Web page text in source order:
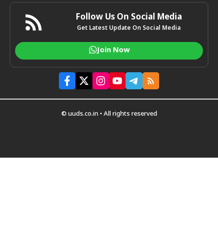
Follow Us On Social Media
Get Latest Update On Social Media
Join Now
© uuds.co.in • All rights reserved